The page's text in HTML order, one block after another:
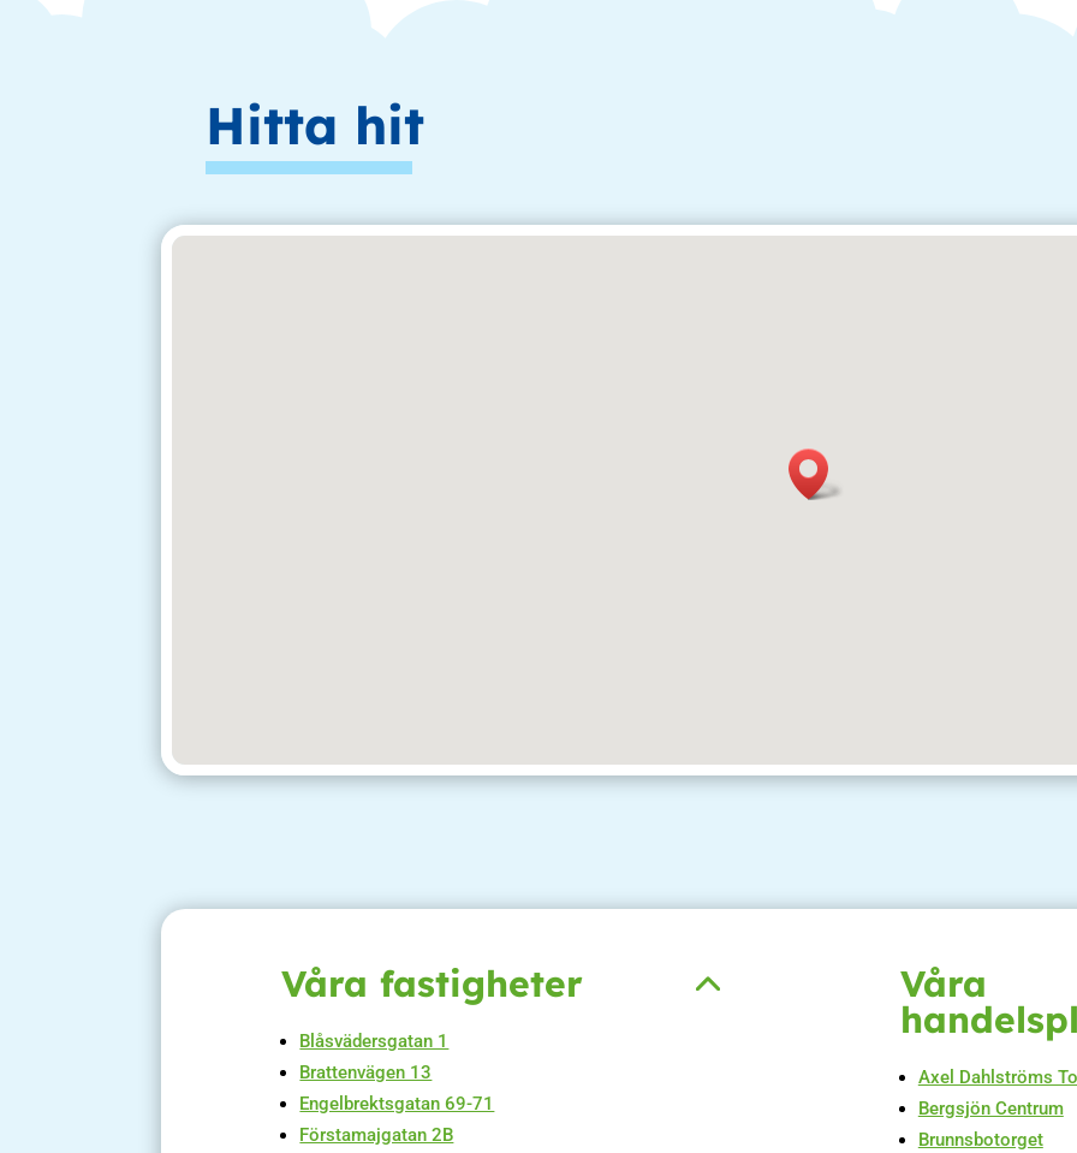
Hitta hit
Våra fastigheter
Blåsvädersgatan 1
Brattenvägen 13
Engelbrektsgatan 69-71
Förstamajgatan 2B
Våra
Axel Dahlströms
Bergsjön Centrum
Brunnsbotorget